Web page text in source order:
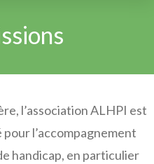
l’association ALHPI est
l’accompagnement
handicap, en particulier